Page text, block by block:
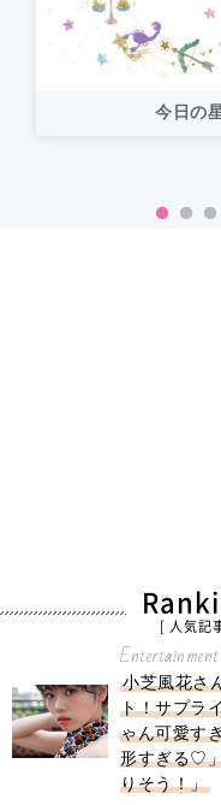
今日の
[ 人気記
Entertainment
小芝風花さ
ト！サプラ
ゃん可愛す
形すぎる♡
りそう！」